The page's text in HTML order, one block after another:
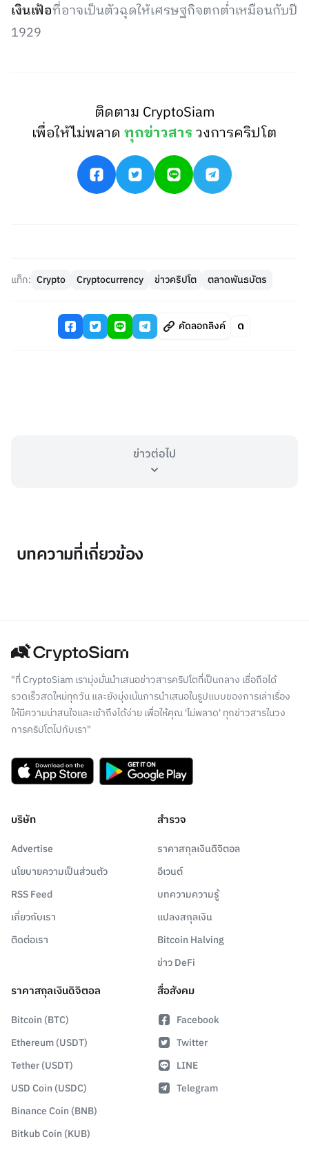
เงินเฟ้อที่อาจเป็นตัวฉุดให้เศรษฐกิจตกต่ำเหมือนกับปี
1929
ติดตาม CryptoSiam
เพื่อให้ไม่พลาดทุกข่าวสารวงการคริปโต
แท็ก: Crypto Cryptocurrency ข่าวคริปโต ตลาดพันธบัตร
คัดลอกลิงค์
ข่าวต่อไป
บทความที่เกี่ยวข้อง
"ที่ CryptoSiam เรามุ่งมั่นนำเสนอข่าวสารคริปโตที่เป็นกลาง เชื่อถือได้
รวดเร็วสดใหม่ทุกวัน และยังมุ่งเน้นการนำเสนอในรูปแบบของการเล่าเรื่อง
ให้มีความน่าสนใจและเข้าถึงได้ง่าย เพื่อให้คุณ 'ไม่พลาด' ทุกข่าวสารในวง
การคริปโตไปกับเรา"
บริษัท
Advertise
นโยบายความเป็นส่วนตัว
RSS Feed
เกี่ยวกับเรา
ติดต่อเรา
สำรวจ
ราคาสกุลเงินดิจิตอล
อีเวนต์
บทความความรู้
แปลงสกุลเงิน
Bitcoin Halving
ข่าว DeFi
ราคาสกุลเงินดิจิตอล
Bitcoin (BTC)
Ethereum (USDT)
Tether (USDT)
USD Coin (USDC)
Binance Coin (BNB)
Bitkub Coin (KUB)
สื่อสังคม
Facebook
Twitter
LINE
Telegram